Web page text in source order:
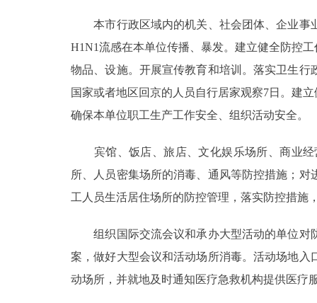
本市行政区域内的机关、社会团体、企业事
H1N1流感在本单位传播、暴发。建立健全防控
物品、设施。开展宣传教育和培训。落实卫生
国家或者地区回京的人员自行居家观察7日。建
确保本单位职工生产工作安全、组织活动安全。
宾馆、饭店、旅店、文化娱乐场所、商业经
所、人员密集场所的消毒、通风等防控措施；
工人员生活居住场所的防控管理，落实防控措施
组织国际交流会议和承办大型活动的单位对
案，做好大型会议和活动场所消毒。活动场地
动场所，并就地及时通知医疗急救机构提供医疗